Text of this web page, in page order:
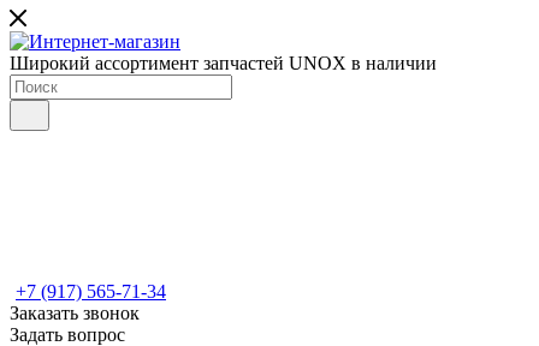
Широкий ассортимент запчастей UNOX в наличии
+7 (917) 565-71-34
Заказать звонок
Задать вопрос